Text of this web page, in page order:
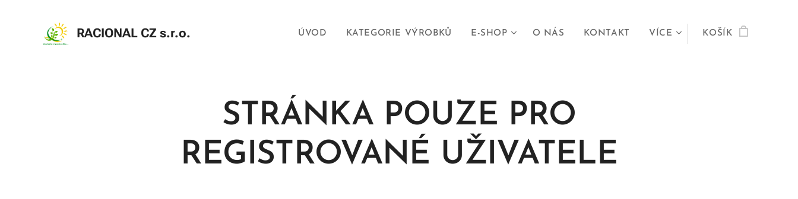
RACIONAL CZ s.r.o. ÚVOD KATEGORIE VÝROBKŮ E-SHOP O NÁS KONTAKT VÍCE KOŠÍK
STRÁNKA POUZE PRO
REGISTROVANÉ UŽIVATELE